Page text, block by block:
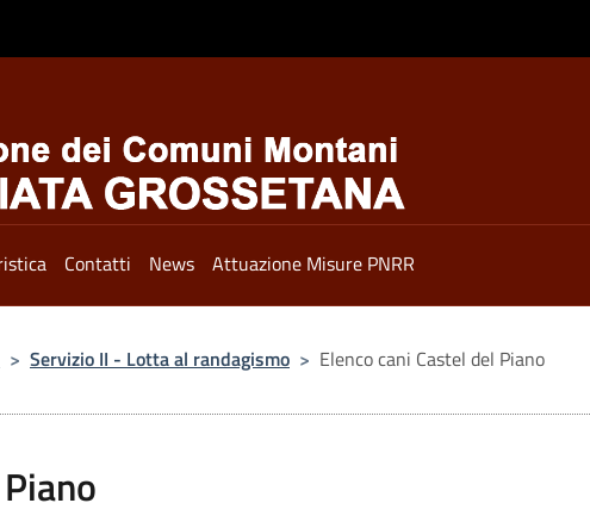
Contatti News Attuazione Misure PNRR
> Servizio II - Lotta al randagismo > Elenco cani Castel del Piano